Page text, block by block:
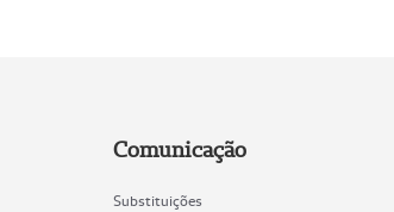
Comunicação
Substituições